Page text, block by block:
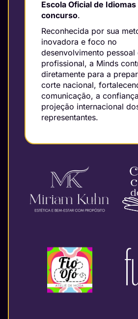
Escola Oficial de Idiomas
concurso.
Reconhecida por sua
inovadora e foco no
desenvolvimento pessoal
profissional, a Minds
diretamente para a
corte nacional,
comunicação, a
projeção internacional
representantes.